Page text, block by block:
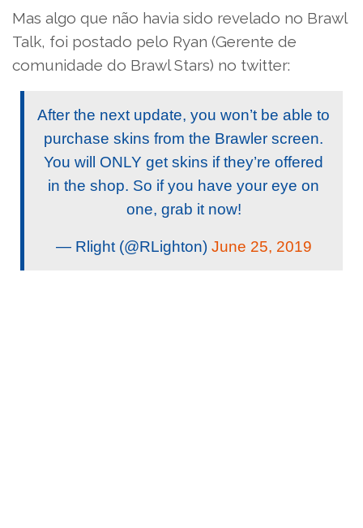
Mas algo que não havia sido revelado no Brawl
Talk, foi postado pelo Ryan (Gerente de
comunidade do Brawl Stars) no twitter:
After the next update, you won’t be able to
purchase skins from the Brawler screen.
You will ONLY get skins if they’re offered
in the shop. So if you have your eye on
one, grab it now!
— Rlight (@RLighton) June 25, 2019